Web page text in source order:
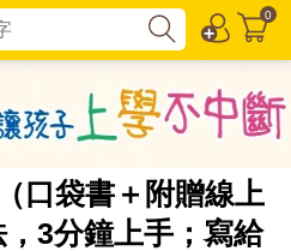
0
口袋書＋附贈線上
3分鐘上手；寫給